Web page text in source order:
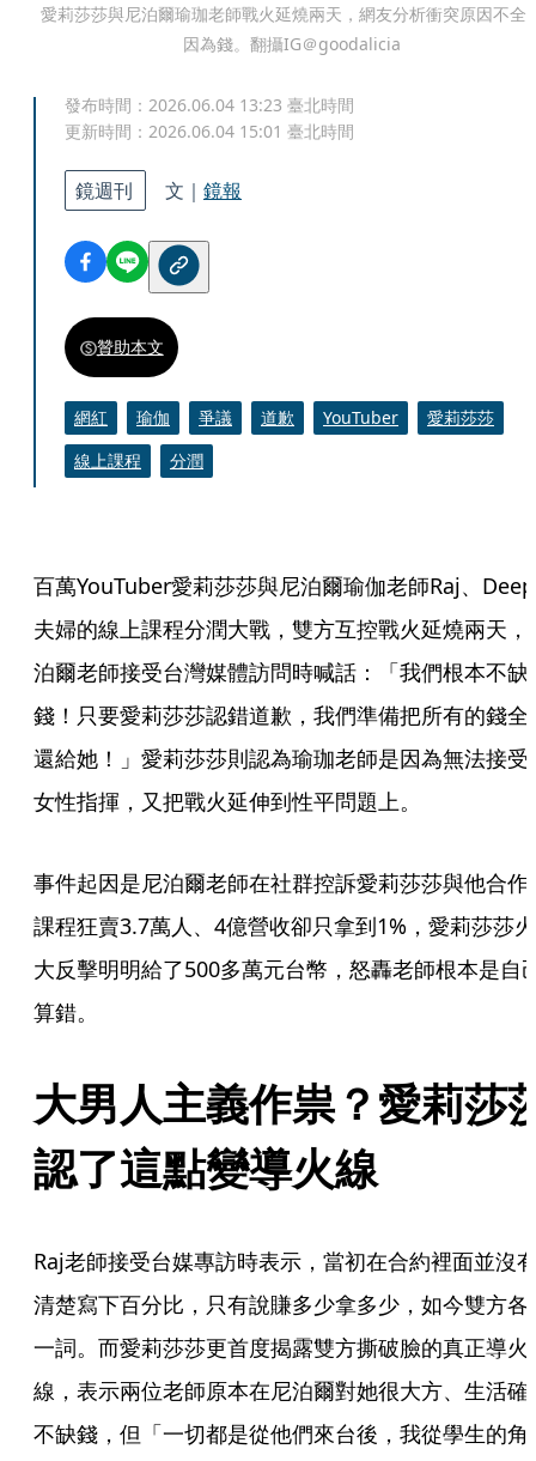
愛莉莎莎與尼泊爾瑜珈老師戰火延燒兩天，網友分析衝突原因不全
因為錢。翻攝IG＠goodalicia
發布時間： 2026.06.04 13:23 臺北時間
更新時間： 2026.06.04 15:01 臺北時間
鏡週刊 文｜ 鏡報
贊助本文
網紅 瑜伽 爭議 道歉 YouTuber
愛莉莎莎
線上課程
分潤
百萬YouTuber愛莉莎莎與尼泊爾瑜伽老師Raj、
夫婦的線上課程分潤大戰，雙方互控戰火延燒兩天，
泊爾老師接受台灣媒體訪問時喊話：「我們根本不缺
錢！只要愛莉莎莎認錯道歉，我們準備把所有的錢全
還給她！」愛莉莎莎則認為瑜珈老師是因為無法接受
女性指揮，又把戰火延伸到性平問題上。
事件起因是尼泊爾老師在社群控訴愛莉莎莎與他合作
課程狂賣3.7萬人、4億營收卻只拿到1%，愛莉莎莎火
大反擊明明給了500多萬元台幣，怒轟老師根本是自
算錯。
大男人主義作祟？愛莉莎
認了這點變導火線
Raj老師接受台媒專訪時表示，當初在合約裡面並沒
清楚寫下百分比，只有說賺多少拿多少，如今雙方各
一詞。而愛莉莎莎更首度揭露雙方撕破臉的真正導火
線，表示兩位老師原本在尼泊爾對她很大方、生活確
不缺錢，但「一切都是從他們來台後，我從學生的角